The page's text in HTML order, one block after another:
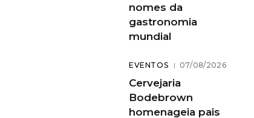
nomes da
gastronomia
mundial
EVENTOS 07/08/2026
Cervejaria
Bodebrown
homenageia pais